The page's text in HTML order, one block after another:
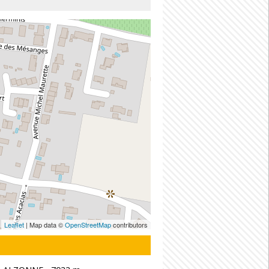
Leaflet | Map data ©OpenStreetMapcontributors